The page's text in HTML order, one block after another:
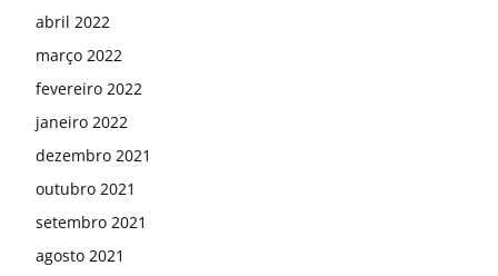
abril 2022
março 2022
fevereiro 2022
janeiro 2022
dezembro 2021
outubro 2021
setembro 2021
agosto 2021